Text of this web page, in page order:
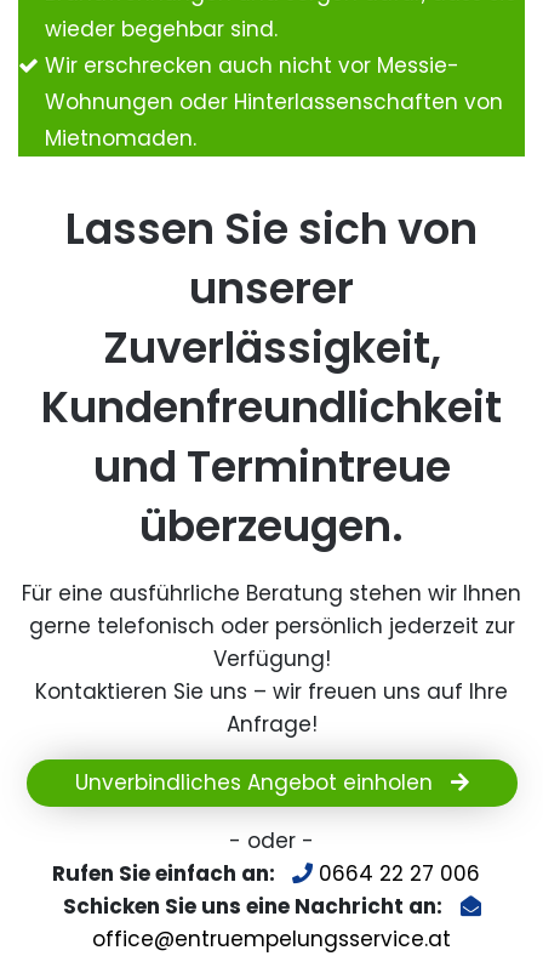
wieder begehbar sind.
Wir erschrecken auch nicht vor Messie-
Wohnungen oder Hinterlassenschaften von
Mietnomaden.
Lassen Sie sich von
unserer
Zuverlässigkeit,
Kundenfreundlichkeit
und Termintreue
überzeugen.
Für eine ausführliche Beratung stehen wir Ihnen
gerne telefonisch oder persönlich jederzeit zur
Verfügung!
Kontaktieren Sie uns – wir freuen uns auf Ihre
Anfrage!
Unverbindliches Angebot einholen
- oder -
Rufen Sie einfach an:
0664 22 27 006
Schicken Sie uns eine Nachricht an:
office@entruempelungsservice.at